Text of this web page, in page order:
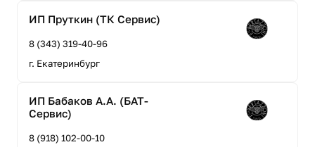
ИП Пруткин (ТК Сервис)
8 (343) 319-40-96
г. Екатеринбург
ИП Бабаков А.А. (БАТ-
Сервис)
8 (918) 102-00-10